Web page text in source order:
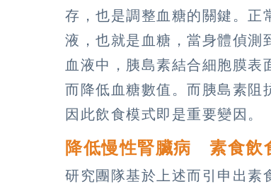
存，也是調整血糖的關鍵。正
液，也就是血糖，當身體偵測
血液中，胰島素結合細胞膜表
而降低血糖數值。而胰島素阻
因此飲食模式即是重要變因。
降低慢性腎臟病 素食飲
研究團隊基於上述而引申出素